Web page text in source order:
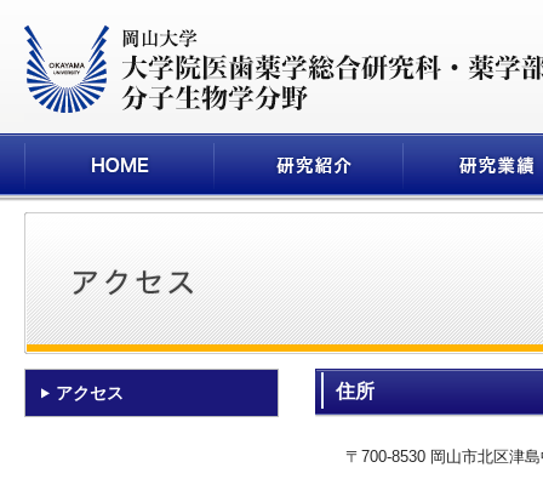
アクセス 住所
〒700-8530 岡山市北区津